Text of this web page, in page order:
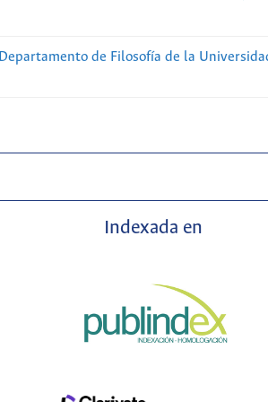
Departamento de Filosofía de la
Indexada en